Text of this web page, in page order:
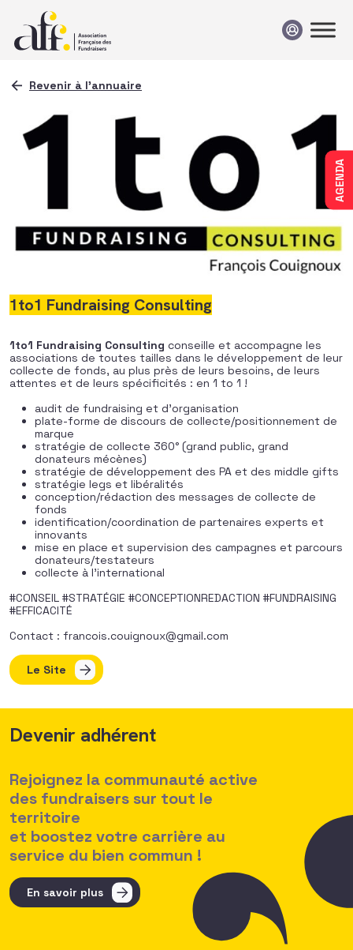
AGENDA
Revenir à l'annuaire
1to1 Fundraising Consulting
1to1 Fundraising Consulting conseille et accompagne les
associations de toutes tailles dans le développement de leur
collecte de fonds, au plus près de leurs besoins, de leurs
attentes et de leurs spécificités : en 1 to 1 !
audit de fundraising et d’organisation
plate-forme de discours de collecte/positionnement de
marque
stratégie de collecte 360° (grand public, grand
donateurs mécènes)
stratégie de développement des PA et des middle gifts
stratégie legs et libéralités
conception/rédaction des messages de collecte de
fonds
identification/coordination de partenaires experts et
innovants
mise en place et supervision des campagnes et parcours
donateurs/testateurs
collecte à l’international
#CONSEIL #STRATÉGIE #CONCEPTIONREDACTION #FUNDRAISING
#EFFICACITÉ
Contact : francois.couignoux@gmail.com
Le Site
Devenir adhérent
Rejoignez la communauté active
des fundraisers sur tout le
territoire
et boostez votre carrière au
service du bien commun !
En savoir plus